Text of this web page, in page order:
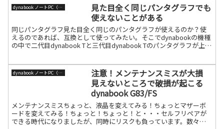
dynabook ノートPC（旧東芝）
見た目全く同じパンタグラフでも
使えないことがある
同じパンタグラフ見た目全く同じのパンタグラフが使えるのか？使
えるのであれば、互換として使ってみたい。そこでdynabookの機種
の中で二代目dynabook Tと三代目dynabook Tのパンタグラフが上記
dynabook ノートPC（旧東芝）
注意！メンテナンスミスが大損
見えないところで破損が起こる
dynabook G83/FS
メンテナンスミスちょっと、液晶を変えてみる！ちょっとマザーボ
ードを変えてみる！ちょっと！ちょっと！と・・・セルフリペアが
できる時代になりましたが、同時にリスクも負っています。数々の